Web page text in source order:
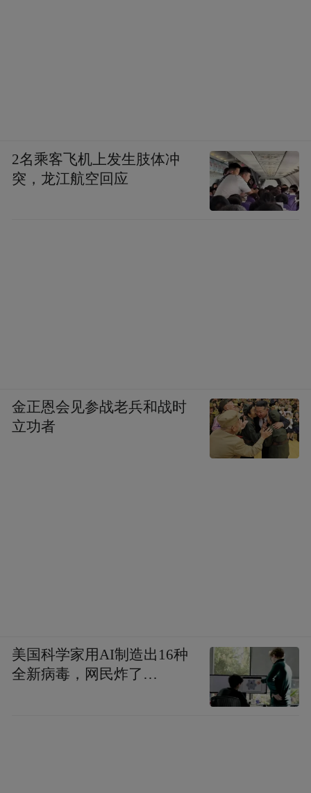
2名乘客飞机上发生肢体冲
突，龙江航空回应
金正恩会见参战老兵和战时
立功者
美国科学家用AI制造出16种
全新病毒，网民炸了…